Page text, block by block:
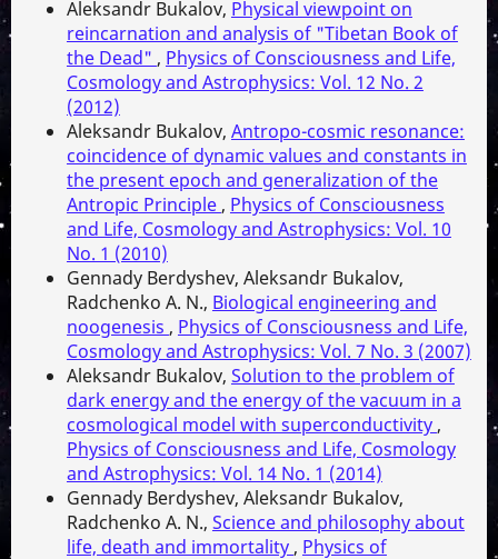
Aleksandr Bukalov, Physical viewpoint on
reincarnation and analysis of "Tibetan Book of
the Dead" , Physics of Consciousness and Life,
Cosmology and Astrophysics: Vol. 12 No. 2
(2012)
Aleksandr Bukalov, Antropo-cosmic resonance:
coincidence of dynamic values and constants in
the present epoch and generalization of the
Antropic Principle , Physics of Consciousness
and Life, Cosmology and Astrophysics: Vol. 10
No. 1 (2010)
Gennady Berdyshev, Aleksandr Bukalov,
Radchenko A. N., Biological engineering and
noogenesis , Physics of Consciousness and Life,
Cosmology and Astrophysics: Vol. 7 No. 3 (2007)
Aleksandr Bukalov, Solution to the problem of
dark energy and the energy of the vacuum in a
cosmological model with superconductivity ,
Physics of Consciousness and Life, Cosmology
and Astrophysics: Vol. 14 No. 1 (2014)
Gennady Berdyshev, Aleksandr Bukalov,
Radchenko A. N., Science and philosophy about
life, death and immortality , Physics of